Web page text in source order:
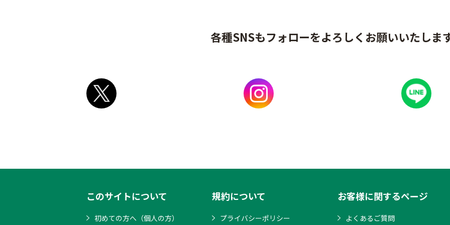
各種SNSもフォローをよろしくお願いいたしま
このサイトについて
初めての方へ（個人の方）
規約について
プライバシーポリシー
お客様に関するページ
よくあるご質問